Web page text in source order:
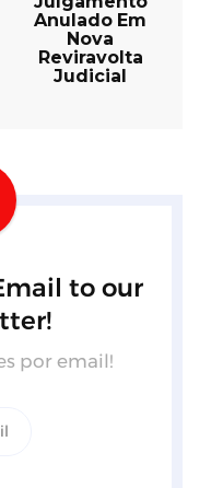
Anulado Em
Nova
Reviravolta
Judicial
to our
por email!